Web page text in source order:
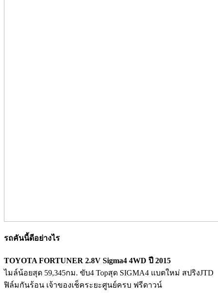
รถคันนี้ดีอย่างไร
TOYOTA FORTUNER 2.8V Sigma4 4WD ปี 2015
ไมล์น้อยสุด 59,345กม. ขับ4 Topสุด SIGMA4 แบตใหม่ สปริงJTD
ฟิล์มกันร้อน เจ้าของเช็คระยะศูนย์ครบ ฟรีดาวน์